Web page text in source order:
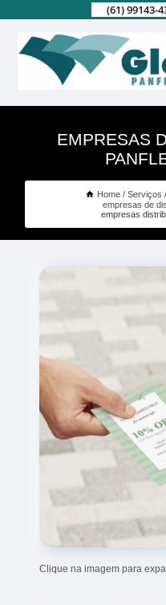
(61) 99143-
EMPRESAS
Home Serviços
empresas de
empresas
Clique na imagem para